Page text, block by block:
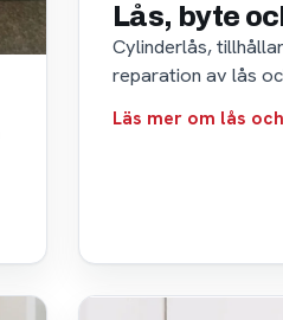
Lås, byte
Cylinderlås,
reparation av lås
Läs mer om lås